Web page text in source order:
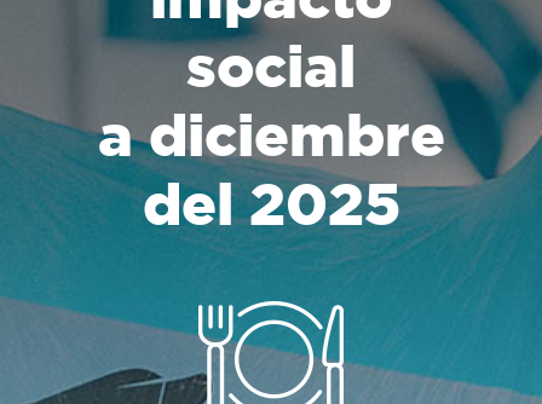
social
a diciembre
del 2025